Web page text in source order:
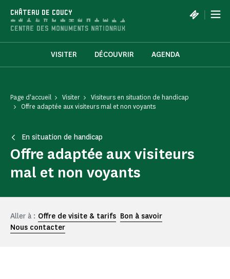
CHÂTEAU DE COUCY |
VISITER DÉCOUVRIR AGENDA
Page d'accueil Visiter
Visiteurs en situation de handicap
Offre adaptée aux visiteurs mal et non voyants
En situation de handicap
Offre adaptée aux visiteurs
mal et non voyants
Aller à : Offre de visite & tarifs Bon à savoir
Nous contacter